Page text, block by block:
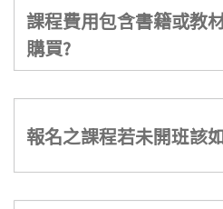
課程費用包含書籍或教
購買?
報名之課程若未開班該